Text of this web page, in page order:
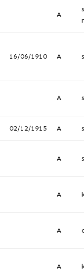
A
16/06/1910 A
A
02/12/1915 A
A
A
A
A